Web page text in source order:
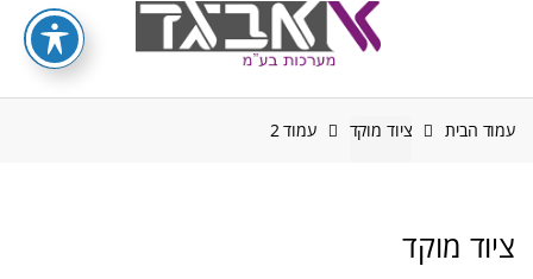
עמוד הבית ציוד מוקד עמוד 2
ציוד מוקד